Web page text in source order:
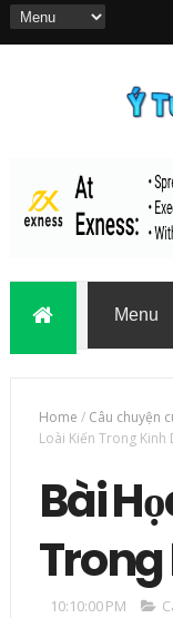
Home / Câu chuyện
Loài Kiến Trong Kinh
Bài
10:10:00 PM